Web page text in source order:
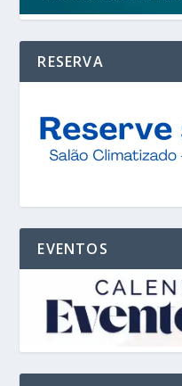
RESERVA
EVENTOS